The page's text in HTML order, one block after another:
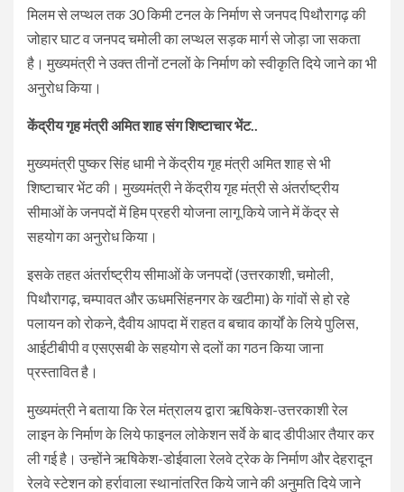
मिलम से लप्थल तक 30 किमी टनल के निर्माण से जनपद पिथौरागढ़ की
जोहार घाट व जनपद चमोली का लप्थल सड़क मार्ग से जोड़ा जा सकता
है। मुख्यमंत्री ने उक्त तीनों टनलों के निर्माण को स्वीकृति दिये जाने का भी
अनुरोध किया।
केंद्रीय गृह मंत्री अमित शाह संग शिष्टाचार भेंट..
मुख्यमंत्री पुष्कर सिंह धामी ने केंद्रीय गृह मंत्री अमित शाह से भी
शिष्टाचार भेंट की। मुख्यमंत्री ने केंद्रीय गृह मंत्री से अंतर्राष्ट्रीय
सीमाओं के जनपदों में हिम प्रहरी योजना लागू किये जाने में केंद्र से
सहयोग का अनुरोध किया।
इसके तहत अंतर्राष्ट्रीय सीमाओं के जनपदों (उत्तरकाशी, चमोली,
पिथौरागढ़, चम्पावत और ऊधमसिंहनगर के खटीमा) के गांवों से हो रहे
पलायन को रोकने, दैवीय आपदा में राहत व बचाव कार्यों के लिये पुलिस,
आईटीबीपी व एसएसबी के सहयोग से दलों का गठन किया जाना
प्रस्तावित है।
मुख्यमंत्री ने बताया कि रेल मंत्रालय द्वारा ऋषिकेश-उत्तरकाशी रेल
लाइन के निर्माण के लिये फाइनल लोकेशन सर्वे के बाद डीपीआर तैयार कर
ली गई है। उन्होंने ऋषिकेश-डोईवाला रेलवे ट्रेक के निर्माण और देहरादून
रेलवे स्टेशन को हर्रावाला स्थानांतरित किये जाने की अनुमति दिये जाने